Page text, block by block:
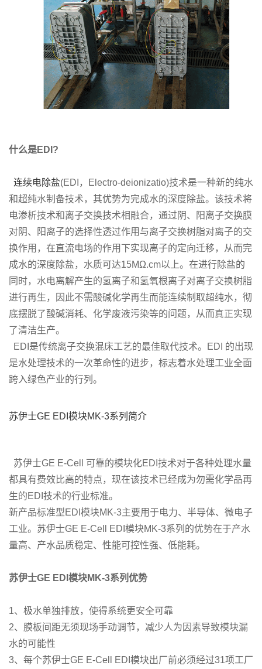
什么是EDI?
连续电除盐(EDI，Electro-deionizatio)技术是一种新的纯水
和超纯水制备技术，其优势为完成水的深度除盐。该技术将
电渗析技术和离子交换技术相融合，通过阴、阳离子交换膜
对阴、阳离子的选择性透过作用与离子交换树脂对离子的交
换作用，在直流电场的作用下实现离子的定向迁移，从而完
成水的深度除盐，水质可达15MΩ.cm以上。在进行除盐的
同时，水电离解产生的氢离子和氢氧根离子对离子交换树脂
进行再生，因此不需酸碱化学再生而能连续制取超纯水，彻
底摆脱了酸碱消耗、化学废液污染等的问题，从而真正实现
了清洁生产。
EDI是传统离子交换混床工艺的最佳取代技术。EDI 的出现
是水处理技术的一次革命性的进步，标志着水处理工业全面
跨入绿色产业的行列。
苏伊士GE EDI模块MK-3系列简介
苏伊士GE E-Cell 可靠的模块化EDI技术对于各种处理水量
都具有费效比高的特点，现在该技术已经成为勿需化学品再
生的EDI技术的行业标准。
新产品标准型EDI模块MK-3主要用于电力、半导体、微电子
工业。苏伊士GE E-Cell EDI模块MK-3系列的优势在于产水
量高、产水品质稳定、性能可控性强、低能耗。
苏伊士GE EDI模块MK-3系列优势
1、极水单独排放，使得系统更安全可靠
2、膜板间距无须现场手动调节，减少人为因素导致模块漏
水的可能性
3、每个苏伊士GE E-Cell EDI模块出厂前必须经过31项工厂